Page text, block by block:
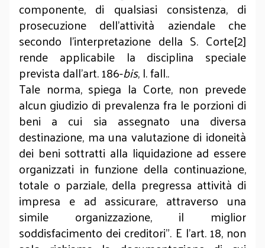
componente, di qualsiasi consistenza, di
prosecuzione dell'attività aziendale che
secondo l’interpretazione della S. Corte[2]
rende applicabile la disciplina speciale
prevista dall’art. 186-bis, l. fall..
Tale norma, spiega la Corte, non prevede
alcun giudizio di prevalenza fra le porzioni di
beni a cui sia assegnato una diversa
destinazione, ma una valutazione di idoneità
dei beni sottratti alla liquidazione ad essere
organizzati in funzione della continuazione,
totale o parziale, della pregressa attività di
impresa e ad assicurare, attraverso una
simile organizzazione, il miglior
soddisfacimento dei creditori”. E l’art. 18, non